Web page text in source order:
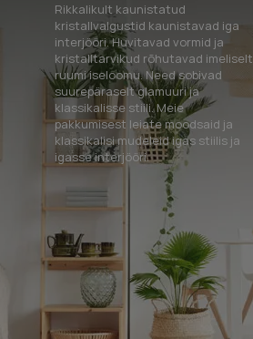
Rikkalikult kaunistatud
kristallvalgustid kaunistavad iga
interjööri. Huvitavad vormid ja
kristalltarvikud rõhutavad imeliselt
ruumi iseloomu. Need sobivad
suurepäraselt glamuuri ja
klassikalisse stiili. Meie
pakkumisest leiate moodsaid ja
klassikalisi mudeleid igas stiilis ja
igasse interjööri.